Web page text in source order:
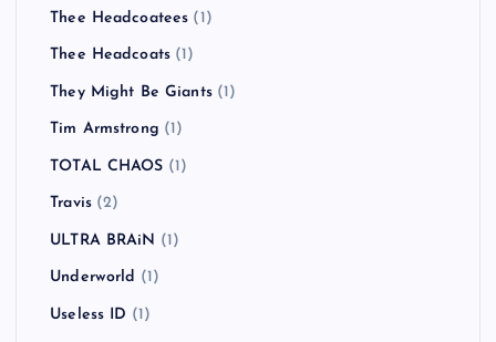
Thee Headcoatees (1)
Thee Headcoats (1)
They Might Be Giants(1)
Tim Armstrong (1)
TOTAL CHAOS (1)
Travis(2)
ULTRA BRAiN (1)
Underworld (1)
Useless ID (1)